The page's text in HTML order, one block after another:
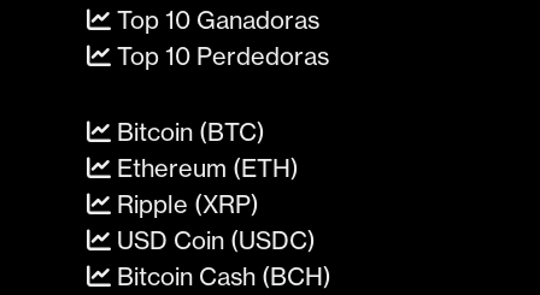
Top 10 Ganadoras
Top 10 Perdedoras
Bitcoin (BTC)
Ethereum (ETH)
Ripple (XRP)
USD Coin (USDC)
Bitcoin Cash (BCH)